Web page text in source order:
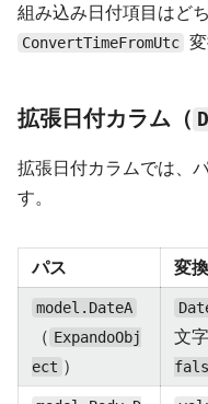
組み込み日付項目はど
ConvertTimeFromUtc
拡張日付カラム（
拡張日付カラムでは、
す。
パス 変
model.DateA
（ ExpandoObj
ect ）
文